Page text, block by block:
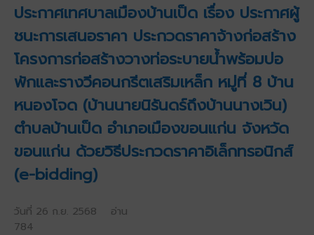
ประกาศเทศบาลเมืองบ้านเป็ด เรื่อง ประกาศผู้
ชนะการเสนอราคา ประกวดราคาจ้างก่อสร้าง
โครงการก่อสร้างวางท่อระบายน้ำพร้อมบ่อ
พักและรางวีคอนกรีตเสริมเหล็ก หมู่ที่ 8 บ้าน
หนองโจด (บ้านนายนิรันดร์ถึงบ้านนางเวิน)
ตำบลบ้านเป็ด อำเภอเมืองขอนแก่น จังหวัด
ขอนแก่น ด้วยวิธีประกวดราคาอิเล็กทรอนิกส์
(e-bidding)
วันที่ 26 ก.ย. 2568 อ่าน
784